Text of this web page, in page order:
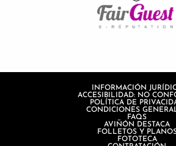
INFORMACIÓN
ACCESIBILIDAD: NO
POLÍTICA DE
CONDICIONES
FAQS
AVIÑÓN DESTACA
FOLLETOS Y
FOTOTECA